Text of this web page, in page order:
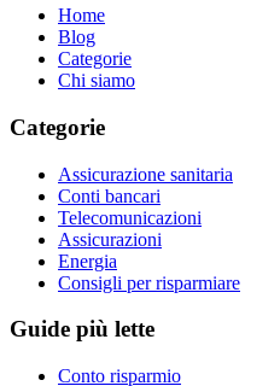
Home
Blog
Categorie
Chi siamo
Categorie
Assicurazione sanitaria
Conti bancari
Telecomunicazioni
Assicurazioni
Energia
Consigli per risparmiare
Guide più lette
Conto risparmio